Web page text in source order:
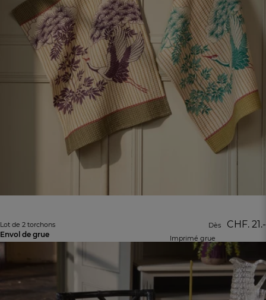
Lot de 2 torchons
Envol de grue
Dès CHF. 21.-
Imprimé grue